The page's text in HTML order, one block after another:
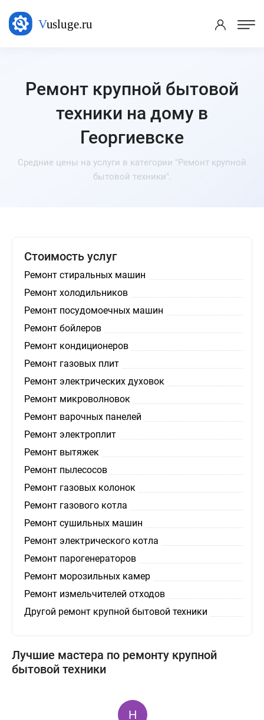
Ремонт крупной бытовой
техники на дому в
Георгиевске
Средние цены на услуги в категории "Ремонт крупной
бытовой техники".
Стоимость услуг
Ремонт стиральных машин
Ремонт холодильников
Ремонт посудомоечных машин
Ремонт бойлеров
Ремонт кондиционеров
Ремонт газовых плит
Ремонт электрических духовок
Ремонт микроволновок
Ремонт варочных панелей
Ремонт электроплит
Ремонт вытяжек
Ремонт пылесосов
Ремонт газовых колонок
Ремонт газового котла
Ремонт сушильных машин
Ремонт электрического котла
Ремонт парогенераторов
Ремонт морозильных камер
Ремонт измельчителей отходов
Другой ремонт крупной бытовой техники
Лучшие мастера по ремонту крупной
бытовой техники